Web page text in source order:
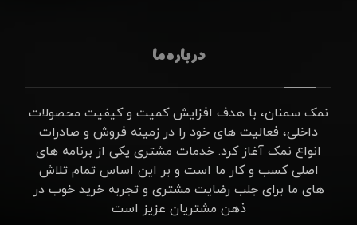
درباره ما
نمک سمنان، با هدف افزایش کمیت و کیفیت محصولات
داخلی، فعالیت های خود را در زمینه فروش و صادرات
انواع نمک آغاز کرد. خدمات مشتری یکی از برنامه های
اصلی کسب و کار ما است و بر این اساس تمام تلاش
های ما برای جلب رضایت مشتری و تجربه خرید خوب در
ذهن مشتریان عزیز است